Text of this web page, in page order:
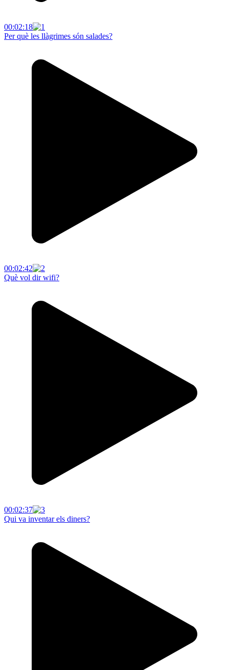
00:02:18
Per què les llàgrimes són salades?
00:02:42
Què vol dir wifi?
00:02:37
Qui va inventar els diners?